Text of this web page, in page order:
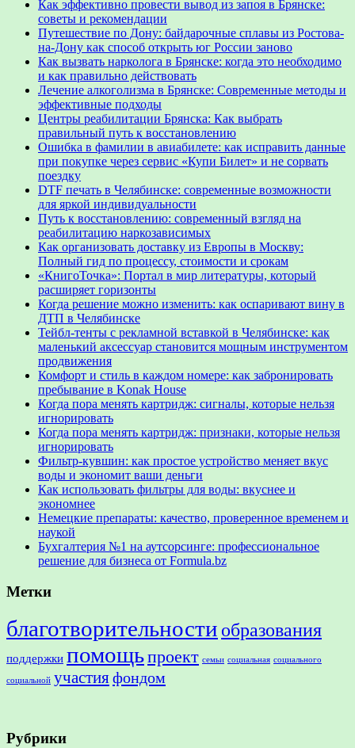
Как эффективно провести вывод из запоя в Брянске:
советы и рекомендации
Путешествие по Дону: байдарочные сплавы из Ростова-
на-Дону как способ открыть юг России заново
Как вызвать нарколога в Брянске: когда это необходимо
и как правильно действовать
Лечение алкоголизма в Брянске: Современные методы и
эффективные подходы
Центры реабилитации Брянска: Как выбрать
правильный путь к восстановлению
Ошибка в фамилии в авиабилете: как исправить данные
при покупке через сервис «Купи Билет» и не сорвать
поездку
DTF печать в Челябинске: современные возможности
для яркой индивидуальности
Путь к восстановлению: современный взгляд на
реабилитацию наркозависимых
Как организовать доставку из Европы в Москву:
Полный гид по процессу, стоимости и срокам
«КнигоТочка»: Портал в мир литературы, который
расширяет горизонты
Когда решение можно изменить: как оспаривают вину в
ДТП в Челябинске
Тейбл-тенты с рекламной вставкой в Челябинске: как
маленький аксессуар становится мощным инструментом
продвижения
Комфорт и стиль в каждом номере: как забронировать
пребывание в Konak House
Когда пора менять картридж: сигналы, которые нельзя
игнорировать
Когда пора менять картридж: признаки, которые нельзя
игнорировать
Фильтр-кувшин: как простое устройство меняет вкус
воды и экономит ваши деньги
Как использовать фильтры для воды: вкуснее и
экономнее
Немецкие препараты: качество, проверенное временем и
наукой
Бухгалтерия №1 на аутсорсинге: профессиональное
решение для бизнеса от Formula.bz
Метки
благотворительности образования
поддержки помощьпроект семьи социальная социального
социальной участияфондом
Рубрики